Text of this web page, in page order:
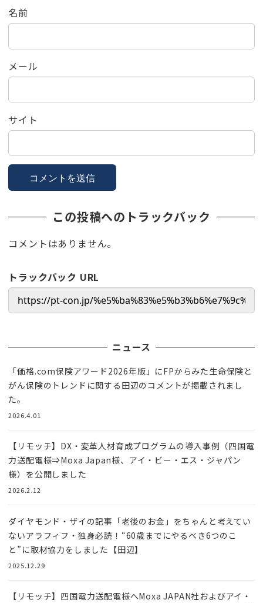
名前
メール
サイト
この投稿へのトラックバック
コメントはありません。
トラックバック URL
ニュース
「価格.com保険アワード2026年版」にFPからみた生命保険と
がん保険のトレンドに関する田辺のコメントが掲載されまし
た。
2026.4.01
【リモッチ】DX・変革人材育成プログラムの導入事例（四国電
力送配電様⇒Moxa Japan様、アイ・ビー・エス・ジャパン
様）を公開しました
2026.2.12
ダイヤモンド・ザイの記事「老後のお金」をちゃんと考えてい
ないアラフィフ・独身必読！“60歳までにやるべき6つのこ
と”に取材協力をしました【田辺】
2025.12.29
【リモッチ】四国電⼒送配電様へMoxa JAPAN社およびアイ・